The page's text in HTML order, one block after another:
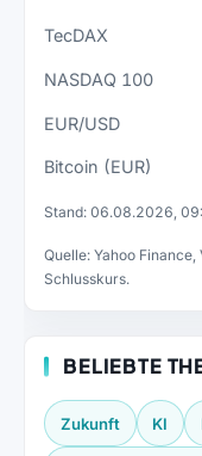
TecDAX
NASDAQ 100
EUR/USD
Bitcoin (EUR)
Stand: 06.08.2026,
Quelle: Yahoo
Schlusskurs.
BELIEBTE
Zukunft KI